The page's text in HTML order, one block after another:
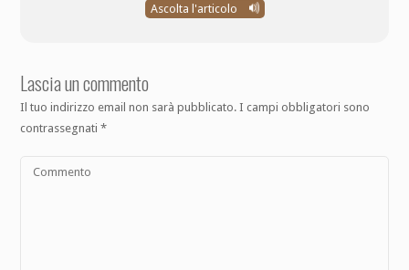
Ascolta l'articolo
Lascia un commento
Il tuo indirizzo email non sarà pubblicato. I campi obbligatori sono
contrassegnati*